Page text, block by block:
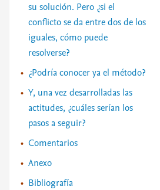
su solución. Pero ¿si el
conflicto se da entre dos de los
iguales, cómo puede
resolverse?
¿Podría conocer ya el método?
Y, una vez desarrolladas las
actitudes, ¿cuáles serían los
pasos a seguir?
Comentarios
Anexo
Bibliografía